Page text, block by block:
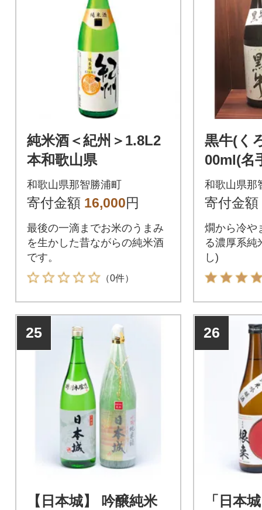
純米酒＜紀州＞1.8L2
本和歌山県
和歌山県那智勝浦町
寄付金額 16,000円
最後の一滴までお米のうまみ
を生かした昔ながらの純米酒
です。
（0件）
黒牛(く
00ml(名
2本
和歌山県那
寄付金額
燗から冷や
る濃厚系純
し)
25
【日本城】 吟醸純米
26
「日本